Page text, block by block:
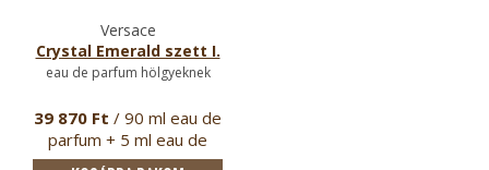
Versace
Crystal Emerald szett I.
eau de parfum hölgyeknek
39 870 Ft / 90 ml eau de
parfum + 5 ml eau de
parf…